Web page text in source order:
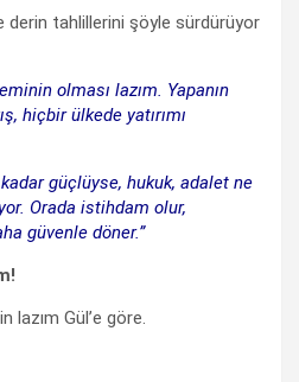
derin tahlillerini şöyle sürdürüyor
olması lazım. Yapanın
hiçbir ülkede yatırımı
güçlüyse, hukuk, adalet ne
Orada istihdam olur,
güvenle döner.”
lazım Gül’e göre.